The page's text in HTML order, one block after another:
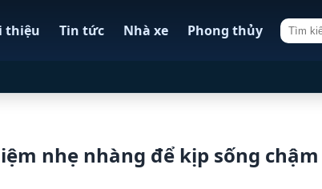
thiệu Tin tức Nhà xe Phong thủy
nhẹ nhàng để kịp sống chậm